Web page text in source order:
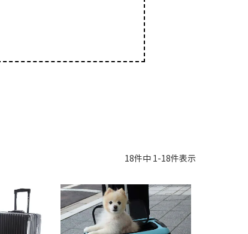
18件中 1-18件表示